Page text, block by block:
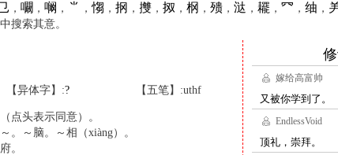
， 㘚 ， 㘎 ， ⺌ ， 㥮 ， 㧏 ， 㩳， 㧐 ， 㭎 ， 㱮， 㳠 ， 䎱 ， ⺳ ， 䌷 ，
搜索其意。
【异体字】:? 【五笔】:uthf
点头表示同意）。
。～脑。～相（xiàng）。
。